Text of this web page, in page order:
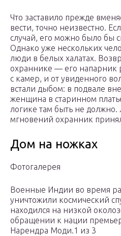
Что заставило прежде
вести, точно неизвестно.
случай, его можно было бы
Однако уже нескольких
люди в белых халатах.
охраннике — его напарник
с камер, и от увиденного
встали дыбом: в подвале
женщина в старинном
логике там быть не должно.
мгновений охранник
Дом на ножках
Фотогалерея
Военные Индии во время
уничтожили космический
находился на низкой
обращении к нации
Нарендра Моди.1 из 3